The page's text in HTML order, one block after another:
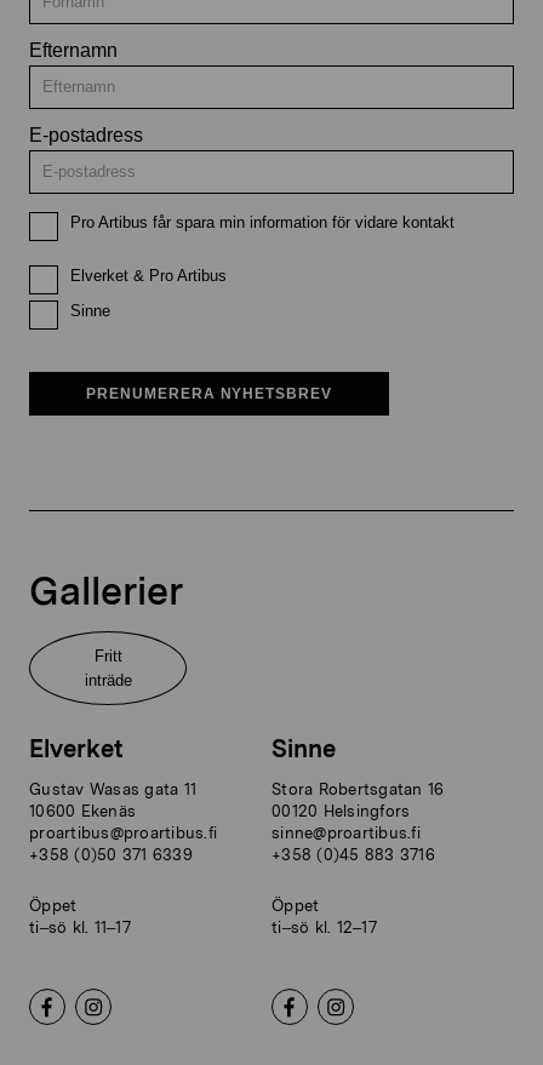
Efternamn
E-postadress
Pro Artibus får spara min information för vidare kontakt
Elverket & Pro Artibus
Sinne
PRENUMERERA NYHETSBREV
Gallerier
Fritt
inträde
Elverket
Gustav Wasas gata 11
10600 Ekenäs
proartibus@proartibus.fi
+358 (0)50 371 6339
Öppet
ti–sö kl. 11–17
Sinne
Stora Robertsgatan 16
00120 Helsingfors
sinne@proartibus.fi
+358 (0)45 883 3716
Öppet
ti–sö kl. 12–17